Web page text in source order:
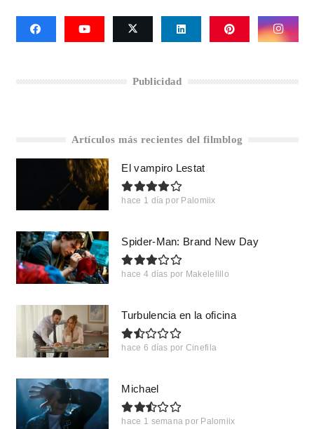
Publicidad
Artículos más recientes del filmblog
El vampiro Lestat
hace 1 día por Palomiix
Spider-Man: Brand New Day
hace 4 días por Makelelillo
Turbulencia en la oficina
hace 6 días por Cinefila
Michael
hace 1 semana por Palomiix